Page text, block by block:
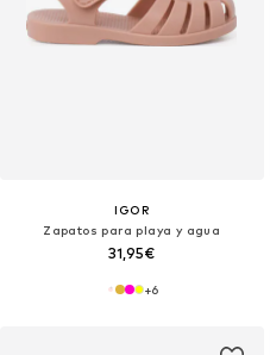
IGOR
Zapatos para playa y agua
31,95€
+6